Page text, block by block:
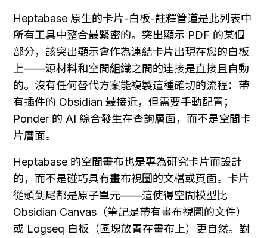
Heptabase 原生的卡片-白板-註釋管道是此列表中
所有工具中整合最緊密的。突出顯示 PDF 的某個
部分，該突出顯示會作為連結卡片出現在您的白板
上——源材料和空間組織之間的連接是直接且自動
的。沒有任何替代方案能複製這種確切的流程：帶
有插件的 Obsidian 最接近，但需要手動配置；
Ponder 的 AI 綜合發生在查詢層面，而不是空間卡
片層面。
Heptabase 的空間畫布也是專為研究卡片而設計
的，而不是碰巧具有畫布視圖的文檔或頁面。卡片
從頭到尾都是原子單元——這使得空間模型比
Obsidian Canvas（筆記是帶有畫布視圖的文件）
或 Logseq 白板（區塊放置在畫布上）更自然。對